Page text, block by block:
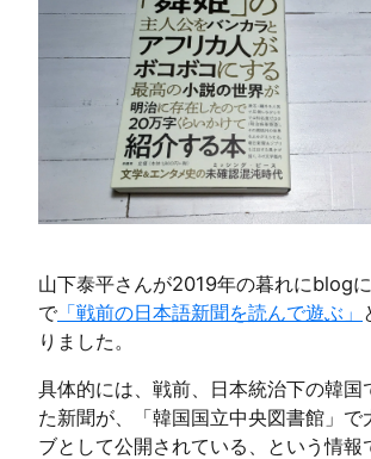
山下泰平さんが2019年の暮れにblog
で「戦前の日本語新聞を読んで遊ぶ」
りました。
具体的には、戦前、日本統治下の韓国
た新聞が、「韓国国立中央図書館」で
ブとして公開されている、という情報